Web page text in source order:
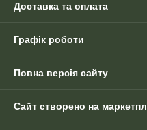
Доставка та оплата
Графік роботи
Повна версія сайту
Сайт створено на